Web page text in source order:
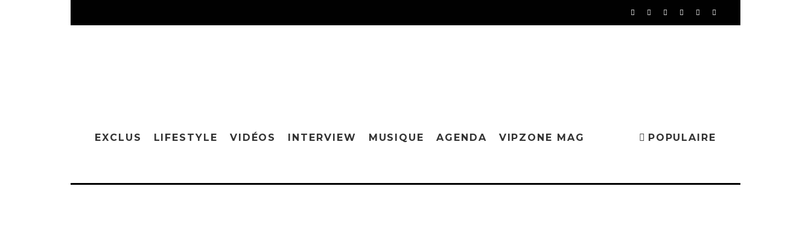
EXCLUS LIFESTYLE VIDÉOS INTERVIEW MUSIQUE AGENDA VIPZONE MAG POPULAIRE